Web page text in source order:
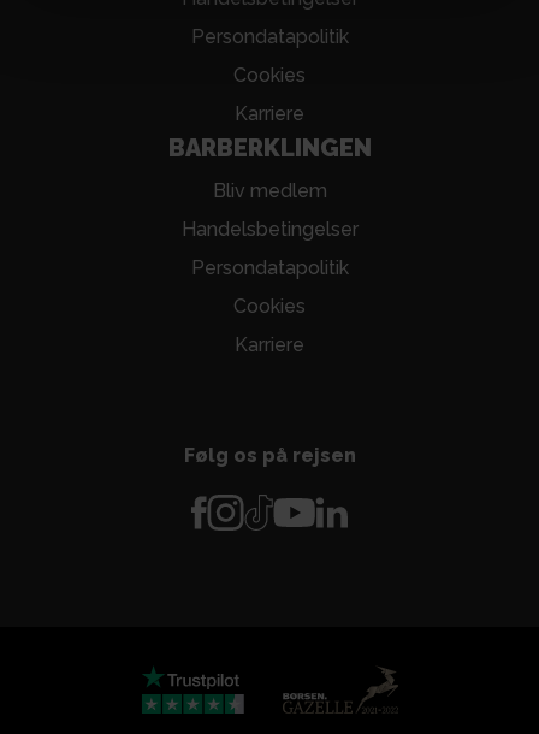
Persondatapolitik
Cookies
Karriere
BARBERKLINGEN
Bliv medlem
Handelsbetingelser
Persondatapolitik
Cookies
Karriere
Følg os på rejsen